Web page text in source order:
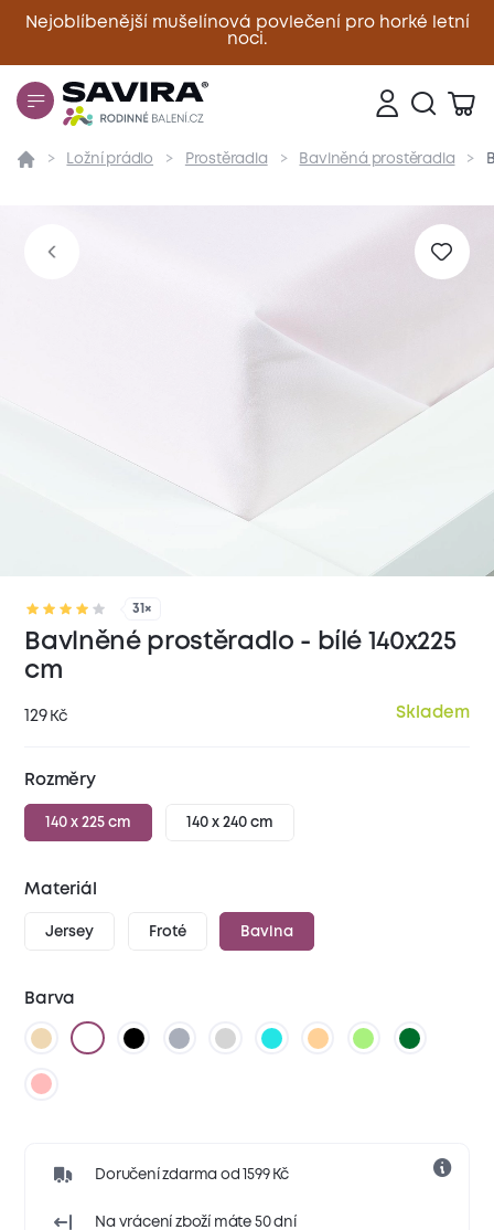
Nejoblíbenější mušelínová povlečení pro horké letní
noci.
Zavřít
Přehled Parametry Popis produktu Materiál
Ložní prádlo Prostěradla Bavlněná prostěradla
31×
Bavlněné prostěradlo - bílé 140x225
cm
129 Kč Skladem
Rozměry
140 x 225 cm 140 x 240 cm
Materiál
Jersey Froté Bavlna
Barva
Doručení zdarma od 1599 Kč
Na vrácení zboží máte 50 dní